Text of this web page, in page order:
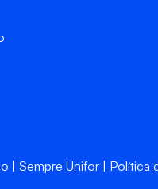
Sempre Unifor Política